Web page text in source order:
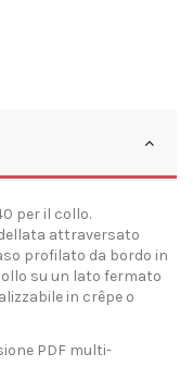
per il collo.
attraversato
profilato da bordo in
su un lato fermato
in crêpe o
PDF multi-